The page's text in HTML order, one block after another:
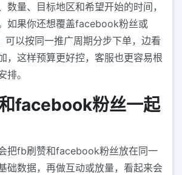
数量、目标地区和希望开始的时间，
如果你还想覆盖facebook粉丝或
以按同一推广周期分步下单，边看
，这样预算更好控，客服也更容易根
排。
facebook粉丝一起
把fb刷赞和facebook粉丝放在同一
础数据，再做互动或放量，看起来会